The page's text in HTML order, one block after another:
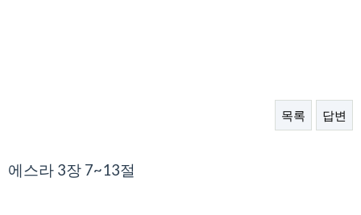
목록 답변
본문
에스라 3장 7~13절